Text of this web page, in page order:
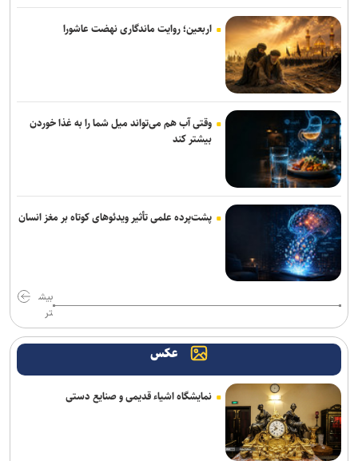
اربعین؛ روایت ماندگاری نهضت عاشورا
وقتی آب هم می‌تواند میل شما را به غذا خوردن
بیشتر کند
پشت‌پرده علمی تأثیر ویدئو‌های کوتاه بر مغز انسان
بیش
تر
عکس
نمایشگاه اشیاء قدیمی و صنایع دستی